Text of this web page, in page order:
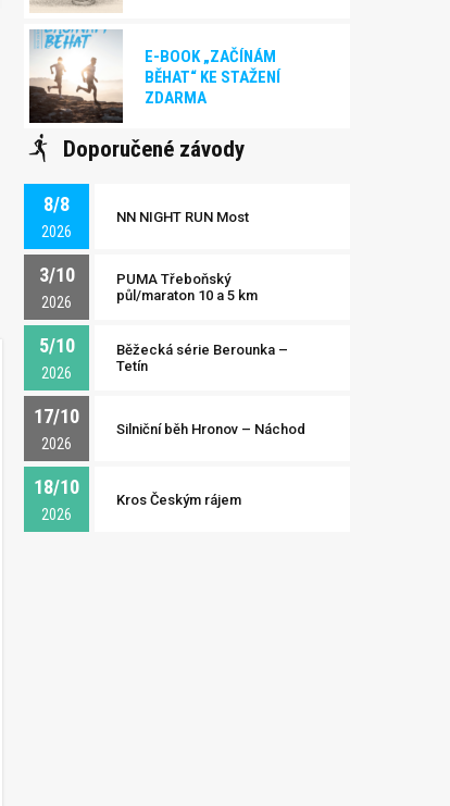
E-BOOK „ZAČÍNÁM
BĚHAT“ KE STAŽENÍ
ZDARMA
Doporučené závody
8/8
2026
NN NIGHT RUN Most
3/10
2026
PUMA Třeboňský
půl/maraton 10 a 5 km
5/10
2026
Běžecká série Berounka –
Tetín
17/10
2026
Silniční běh Hronov – Náchod
18/10
2026
Kros Českým rájem